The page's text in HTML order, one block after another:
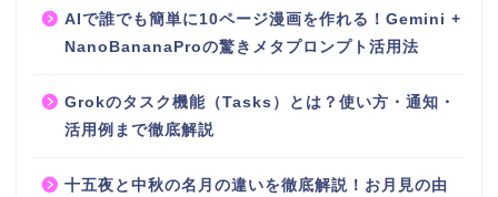
AIで誰でも簡単に10ページ漫画を作れる！Gemini +
NanoBananaProの驚きメタプロンプト活用法
Grokのタスク機能（Tasks）とは？使い方・通知・
活用例まで徹底解説
十五夜と中秋の名月の違いを徹底解説！お月見の由